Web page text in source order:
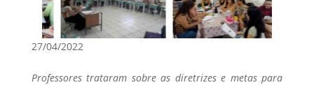
27/04/2022
Professores trataram sobre as diretrizes e metas para